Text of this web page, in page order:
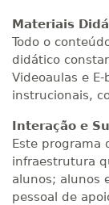
Materiais
Todo o
didático
Videoaulas e
instrucionais,
Interação e
Este programa
infraestrutura
alunos; alunos
pessoal de